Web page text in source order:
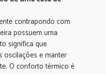
contrapondo com
possuem uma
significa que
oscilações e manter
O conforto térmico é